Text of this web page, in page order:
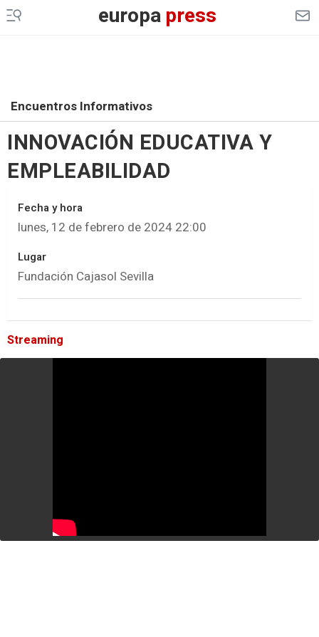
europapress
Encuentros Informativos
INNOVACIÓN EDUCATIVA Y
EMPLEABILIDAD
Fecha y hora
lunes, 12 de febrero de 2024 22:00
Lugar
Fundación Cajasol Sevilla
Streaming